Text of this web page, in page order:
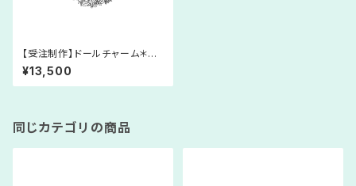
【受注制作】ドールチャーム＊あ
みぐるみ＊継姉＊サンドリヨン＊
シンデレラ＊人形＊レース糸＊プ
リンセス＊童話
¥13,500
同じカテゴリの商品